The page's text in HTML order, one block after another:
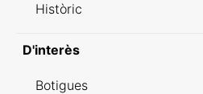
Històric
D'interès
Botigues